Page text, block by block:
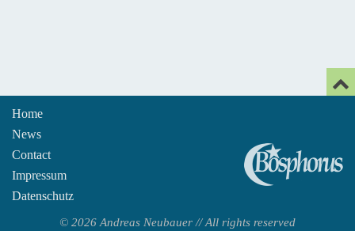
Home
News
Contact
Impressum
Datenschutz
© 2026 Andreas Neubauer // All rights reserved